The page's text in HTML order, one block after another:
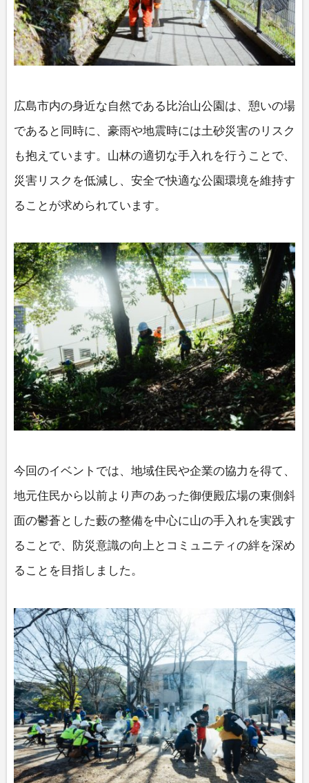
広島市内の身近な自然である比治山公園は、憩いの場
であると同時に、豪雨や地震時には土砂災害のリスク
も抱えています。山林の適切な手入れを行うことで、
災害リスクを低減し、安全で快適な公園環境を維持す
ることが求められています。
今回のイベントでは、地域住民や企業の協力を得て、
地元住民から以前より声のあった御便殿広場の東側斜
面の鬱蒼とした藪の整備を中心に山の手入れを実践す
ることで、防災意識の向上とコミュニティの絆を深め
ることを目指しました。